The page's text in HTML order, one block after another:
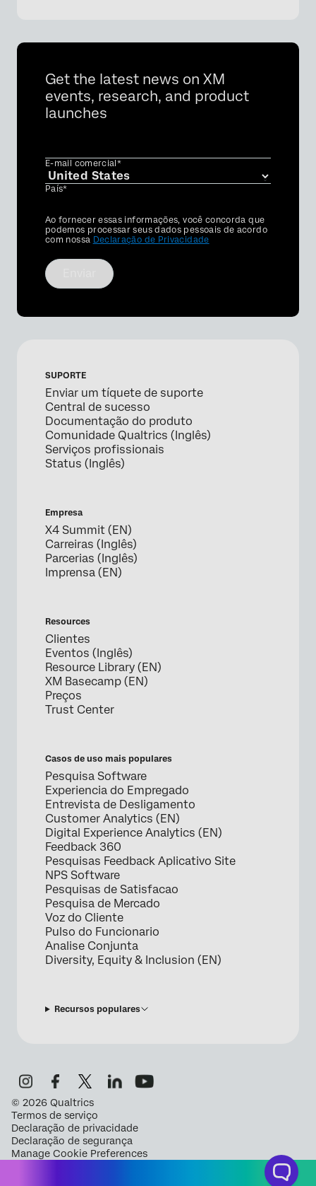
Get the latest news on XM
events, research, and product
launches
E-mail comercial*
País*
Privacy
Optin
Ao fornecer essas informações, você concorda que
podemos processar seus dados pessoais de acordo
com nossa Declaração de Privacidade
SUPORTE
Enviar um tíquete de suporte
Central de sucesso
Documentação do produto
Comunidade Qualtrics (Inglês)
Serviços profissionais
Status (Inglês)
Empresa
X4 Summit (EN)
Carreiras (Inglês)
Parcerias (Inglês)
Imprensa (EN)
Resources
Clientes
Eventos (Inglês)
Resource Library (EN)
XM Basecamp (EN)
Preços
Trust Center
Casos de uso mais populares
Pesquisa Software
Experiencia do Empregado
Entrevista de Desligamento
Customer Analytics (EN)
Digital Experience Analytics (EN)
Feedback 360
Pesquisas Feedback Aplicativo Site
NPS Software
Pesquisas de Satisfacao
Pesquisa de Mercado
Voz do Cliente
Pulso do Funcionario
Analise Conjunta
Diversity, Equity & Inclusion (EN)
Recursos populares
© 2026 Qualtrics
Termos de serviço
Declaração de privacidade
Declaração de segurança
Manage Cookie Preferences